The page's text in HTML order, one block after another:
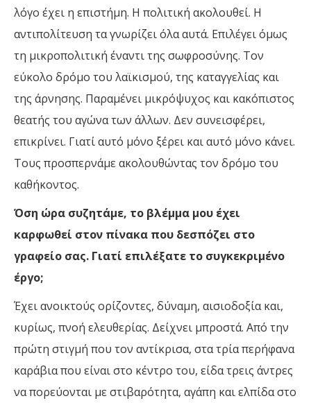
λόγο έχει η επιστήμη. Η πολιτική ακολουθεί. Η
αντιπολίτευση τα γνωρίζει όλα αυτά. Επιλέγει όμως
τη μικροπολιτική έναντι της σωφροσύνης. Τον
εύκολο δρόμο του λαϊκισμού, της καταγγελίας και
της άρνησης. Παραμένει μικρόψυχος και κακόπιστος
θεατής του αγώνα των άλλων. Δεν συνεισφέρει,
επικρίνει. Γιατί αυτό μόνο ξέρει και αυτό μόνο κάνει.
Τους προσπερνάμε ακολουθώντας τον δρόμο του
καθήκοντος.
Όση ώρα συζητάμε, το βλέμμα μου έχει
καρφωθεί στον πίνακα που δεσπόζει στο
γραφείο σας. Γιατί επιλέξατε το συγκεκριμένο
έργο;
Έχει ανοικτούς ορίζοντες, δύναμη, αισιοδοξία και,
κυρίως, πνοή ελευθερίας. Δείχνει μπροστά. Από την
πρώτη στιγμή που τον αντίκρισα, στα τρία περήφανα
καράβια που είναι στο κέντρο του, είδα τρεις άντρες
να πορεύονται με στιβαρότητα, αγάπη και ελπίδα στο